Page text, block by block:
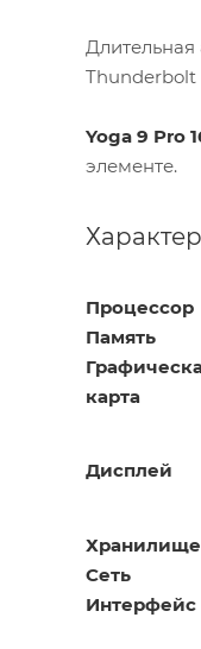
Thunderbolt
Yoga 9 Pro
элементе.
Процессор
Память
карта
Дисплей
Хранилище
Сеть
Интерфейс